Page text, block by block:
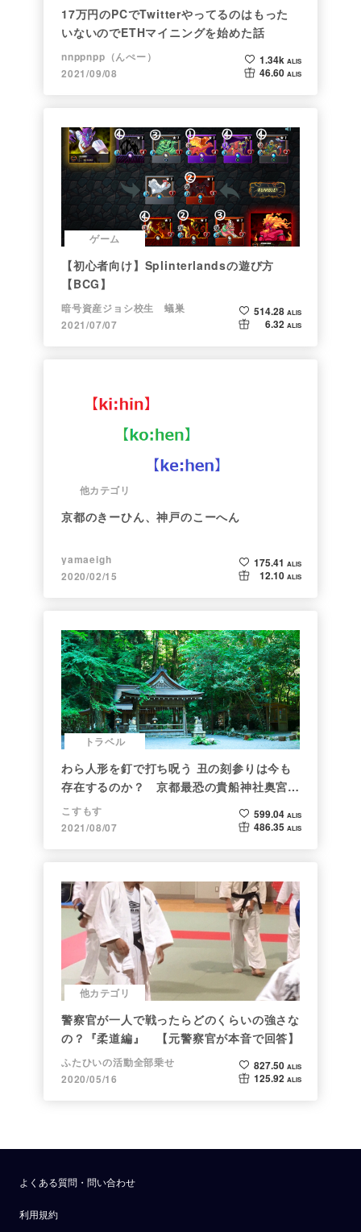
17万円のPCでTwitterやってるのはもった
いないのでETHマイニングを始めた話
nnppnpp（んぺー）
2021/09/08
1.34k ALIS
46.60 ALIS
ゲーム
【初心者向け】Splinterlandsの遊び方
【BCG】
暗号資産ジョシ校生 蟻巣
2021/07/07
514.28 ALIS
6.32 ALIS
他カテゴリ
京都のきーひん、神戸のこーへん
yamaeigh
2020/02/15
175.41 ALIS
12.10 ALIS
トラベル
わら人形を釘で打ち呪う 丑の刻参りは今も
存在するのか？ 京都最恐の貴船神社奥宮を
調べた
こすもす
2021/08/07
599.04 ALIS
486.35 ALIS
他カテゴリ
警察官が一人で戦ったらどのくらいの強さな
の？『柔道編』 【元警察官が本音で回答】
ふたひいの活動全部乗せ
2020/05/16
827.50 ALIS
125.92 ALIS
よくある質問・問い合わせ
利用規約